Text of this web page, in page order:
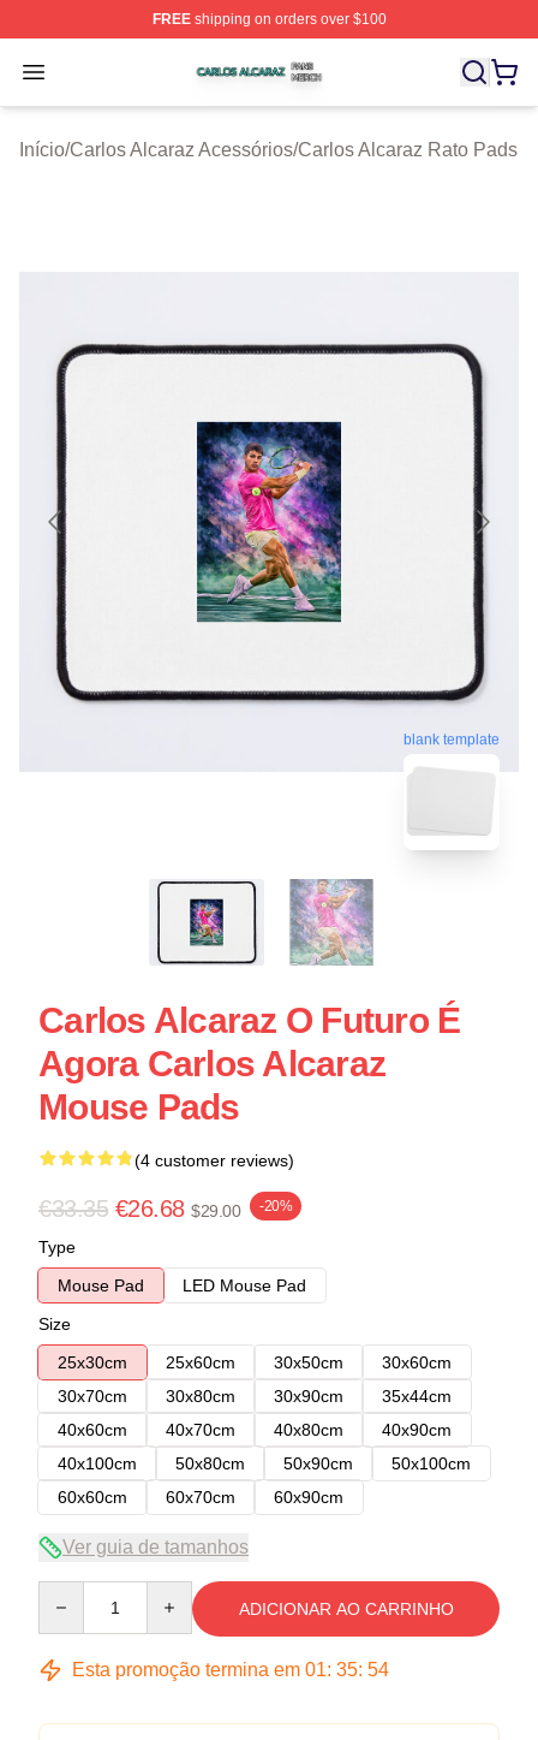
FREEshipping on orders over $100
Open menu
Carlos Alcaraz Shop ⚡️ Officially Licensed Carlos
Início/Carlos Alcaraz Acessórios/Carlos Alcaraz Rato Pads
blank template
Carlos Alcaraz O Futuro É
Agora Carlos Alcaraz
Mouse Pads
(4 customer reviews)
€33.35 €26.68 $29.00 -20%
Type
Mouse Pad
LED Mouse Pad
Size
25x30cm
25x60cm 30x50cm
30x60cm
30x70cm
30x80cm 30x90cm
35x44cm
40x60cm
40x70cm 40x80cm
40x90cm
40x100cm
50x80cm 50x90cm
50x100cm
60x60cm
60x70cm 60x90cm
Ver guia de tamanhos
ADICIONAR AO CARRINHO
Esta promoção termina em 01: 35: 54